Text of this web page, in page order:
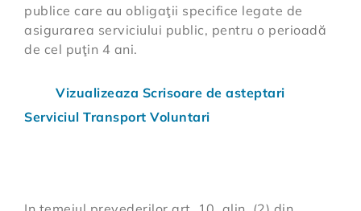
publice care au obligaţii specifice legate de
asigurarea serviciului public, pentru o perioadă
de cel puţin 4 ani.
Vizualizeaza Scrisoare de asteptari
Serviciul Transport Voluntari